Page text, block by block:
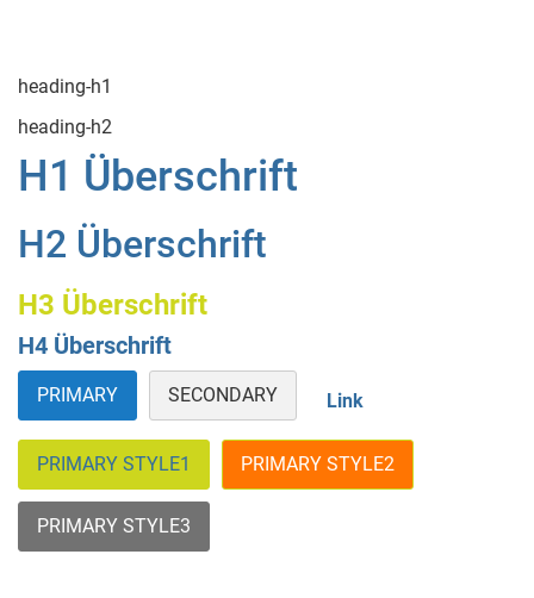
heading-h1
heading-h2
H1 Überschrift
H2 Überschrift
H3 Überschrift
H4 Überschrift
PRIMARY SECONDARY Link
PRIMARY STYLE1 PRIMARY STYLE2
PRIMARY STYLE3